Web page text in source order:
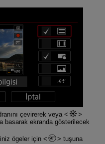
çevirerek veya
basarak ekranda gösterilecek
ögeler için
tuşuna